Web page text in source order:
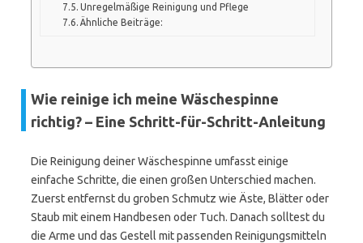
Unregelmäßige Reinigung und Pflege
Ähnliche Beiträge:
Wie reinige ich meine Wäschespinne
richtig? – Eine Schritt-für-Schritt-Anleitung
Die Reinigung deiner Wäschespinne umfasst einige
einfache Schritte, die einen großen Unterschied machen.
Zuerst entfernst du groben Schmutz wie Äste, Blätter oder
Staub mit einem Handbesen oder Tuch. Danach solltest du
die Arme und das Gestell mit passenden Reinigungsmitteln